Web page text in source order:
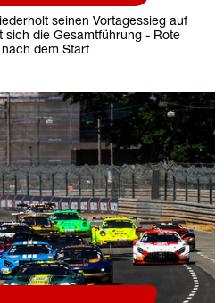
seinen Vortagessieg auf
sich die Gesamtführung - Rote
dem Start